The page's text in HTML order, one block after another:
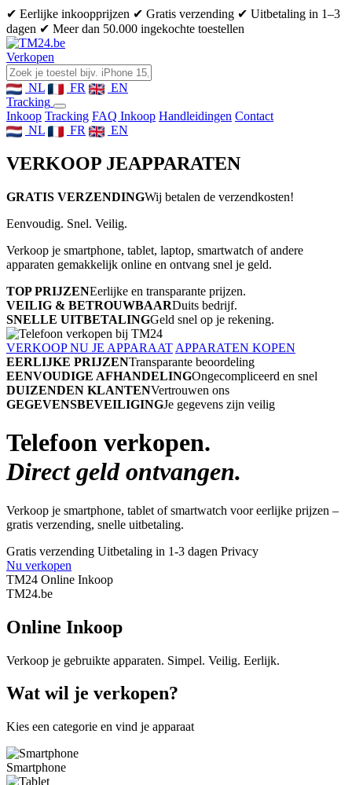
✔ Eerlijke inkoopprijzen ✔ Gratis verzending ✔ Uitbetaling in 1–3
dagen ✔ Meer dan 50.000 ingekochte toestellen
Verkopen
NL FR
EN
Tracking
Inkoop Tracking FAQ Inkoop Handleidingen Contact
NL
FR EN
VERKOOP JEAPPARATEN
GRATIS VERZENDINGWij betalen de verzendkosten!
Eenvoudig. Snel. Veilig.
Verkoop je smartphone, tablet, laptop, smartwatch of andere
apparaten gemakkelijk online en ontvang snel je geld.
TOP PRIJZENEerlijke en transparante prijzen.
VEILIG & BETROUWBAARDuits bedrijf.
SNELLE UITBETALINGGeld snel op je rekening.
VERKOOP NU JE APPARAAT APPARATEN KOPEN
EERLIJKE PRIJZENTransparante beoordeling
EENVOUDIGE AFHANDELINGOngecompliceerd en snel
DUIZENDEN KLANTENVertrouwen ons
GEGEVENSBEVEILIGINGJe gegevens zijn veilig
Telefoon verkopen.
Direct geld ontvangen.
Verkoop je smartphone, tablet of smartwatch voor eerlijke prijzen –
gratis verzending, snelle uitbetaling.
Gratis verzending Uitbetaling in 1-3 dagen Privacy
Nu verkopen
TM24 Online Inkoop
TM24.be
Online Inkoop
Verkoop je gebruikte apparaten. Simpel. Veilig. Eerlijk.
Wat wil je verkopen?
Kies een categorie en vind je apparaat
Smartphone